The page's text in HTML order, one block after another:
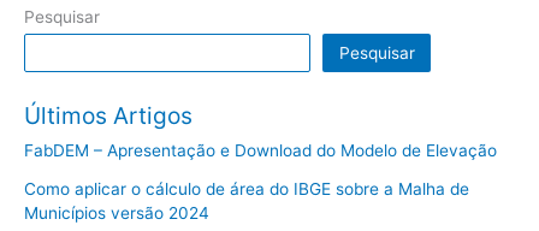
Pesquisar
Pesquisar
Últimos Artigos
FabDEM – Apresentação e Download do Modelo de Elevação
Como aplicar o cálculo de área do IBGE sobre a Malha de
Municípios versão 2024